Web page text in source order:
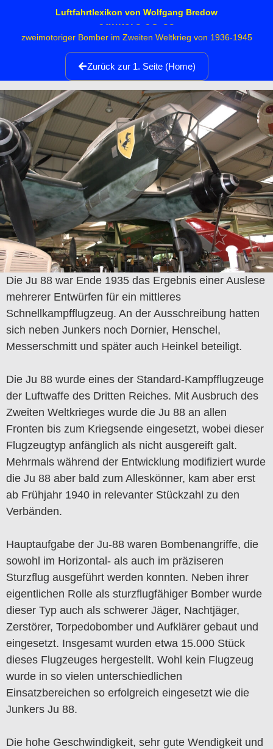
Luftfahrtlexikon von Wolfgang Bredow
Junkers JU 88
zweimotoriger Bomber im Zweiten Weltkrieg von 1936-1945
Zurück zur 1. Seite (Home)
Die Ju 88 war Ende 1935 das Ergebnis einer Auslese
mehrerer Entwürfen für ein mittleres
Schnellkampfflugzeug. An der Ausschreibung hatten
sich neben Junkers noch Dornier, Henschel,
Messerschmitt und später auch Heinkel beteiligt.
Die Ju 88 wurde eines der Standard-Kampfflugzeuge
der Luftwaffe des Dritten Reiches. Mit Ausbruch des
Zweiten Weltkrieges wurde die Ju 88 an allen
Fronten bis zum Kriegsende eingesetzt, wobei dieser
Flugzeugtyp anfänglich als nicht ausgereift galt.
Mehrmals während der Entwicklung modifiziert wurde
die Ju 88 aber bald zum Alleskönner, kam aber erst
ab Frühjahr 1940 in relevanter Stückzahl zu den
Verbänden.
Hauptaufgabe der Ju-88 waren Bombenangriffe, die
sowohl im Horizontal- als auch im präziseren
Sturzflug ausgeführt werden konnten. Neben ihrer
eigentlichen Rolle als sturzflugfähiger Bomber wurde
dieser Typ auch als schwerer Jäger, Nachtjäger,
Zerstörer, Torpedobomber und Aufklärer gebaut und
eingesetzt. Insgesamt wurden etwa 15.000 Stück
dieses Flugzeuges hergestellt. Wohl kein Flugzeug
wurde in so vielen unterschiedlichen
Einsatzbereichen so erfolgreich eingesetzt wie die
Junkers Ju 88.
Die hohe Geschwindigkeit, sehr gute Wendigkeit und